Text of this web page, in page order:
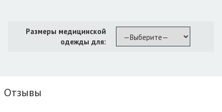
Размеры медицинской
одежды для:
Отзывы